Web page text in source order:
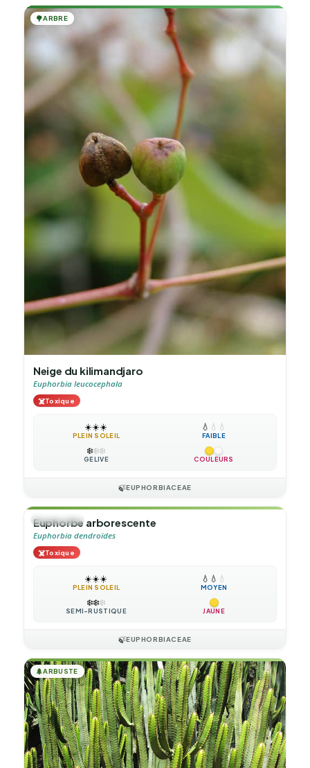
🌳ARBRE
Neige du kilimandjaro
Euphorbia leucocephala
☠️Toxique
☀️☀️☀️
PLEIN SOLEIL
💧 💧 💧
FAIBLE
❄️❄️❄️
GÉLIVE COULEURS
🍃EUPHORBIACEAE
🌲ARBUSTE
Euphorbe arborescente
Euphorbia dendroïdes
☠️Toxique
☀️☀️☀️
PLEIN SOLEIL
💧 💧 💧
MOYEN
❄️❄️❄️
SEMI-RUSTIQUE JAUNE
🍃EUPHORBIACEAE
🌲ARBUSTE